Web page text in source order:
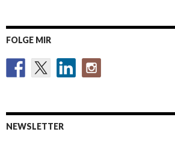
FOLGE MIR
NEWSLETTER